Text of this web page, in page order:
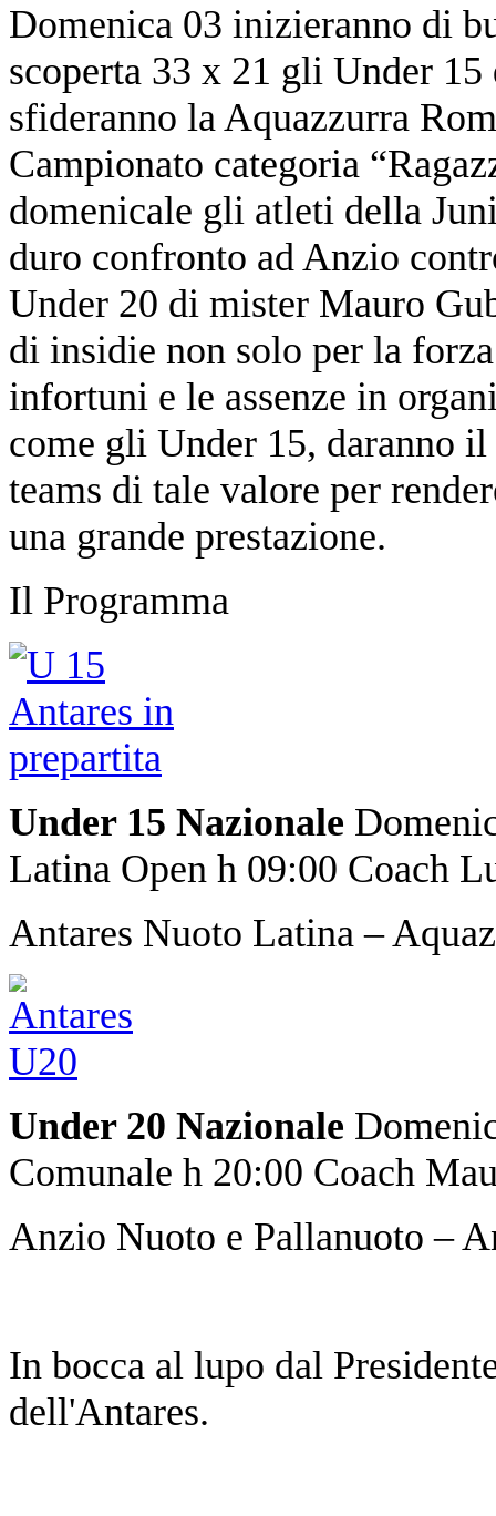
Domenica 03 inizieranno di
scoperta 33 x 21 gli Under
sfideranno la Aquazzurra
Campionato categoria
domenicale gli atleti della
duro confronto ad Anzio
Under 20 di mister Mauro
di insidie non solo per la
infortuni e le assenze in
come gli Under 15, daranno
teams di tale valore per
una grande prestazione.
Il Programma
Under 15 Nazionale
Latina Open h 09:00 Coach
Antares Nuoto Latina –
Under 20 Nazionale
Comunale h 20:00 Coach
Anzio Nuoto e Pallanuoto –
In bocca al lupo dal
dell'Antares.